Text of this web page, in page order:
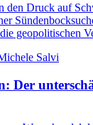
den Druck auf
geopolitischen
Salvi
Der